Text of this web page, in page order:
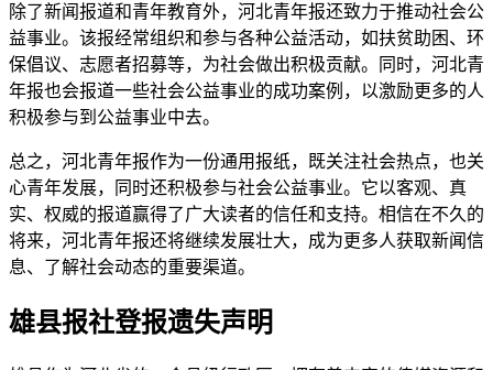
除了新闻报道和青年教育外，河北青年报还致力于推动社会公
益事业。该报经常组织和参与各种公益活动，如扶贫助困、环
保倡议、志愿者招募等，为社会做出积极贡献。同时，河北青
年报也会报道一些社会公益事业的成功案例，以激励更多的人
积极参与到公益事业中去。
总之，河北青年报作为一份通用报纸，既关注社会热点，也关
心青年发展，同时还积极参与社会公益事业。它以客观、真
实、权威的报道赢得了广大读者的信任和支持。相信在不久的
将来，河北青年报还将继续发展壮大，成为更多人获取新闻信
息、了解社会动态的重要渠道。
雄县报社登报遗失声明